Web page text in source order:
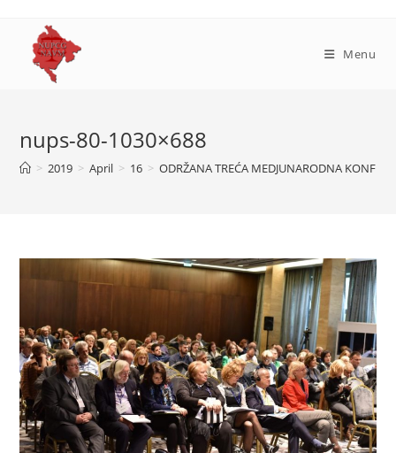
content
Menu
nups-80-1030×688
> 2019 > April > 16 > ODRŽANA TREĆA MEDJUNARODNA